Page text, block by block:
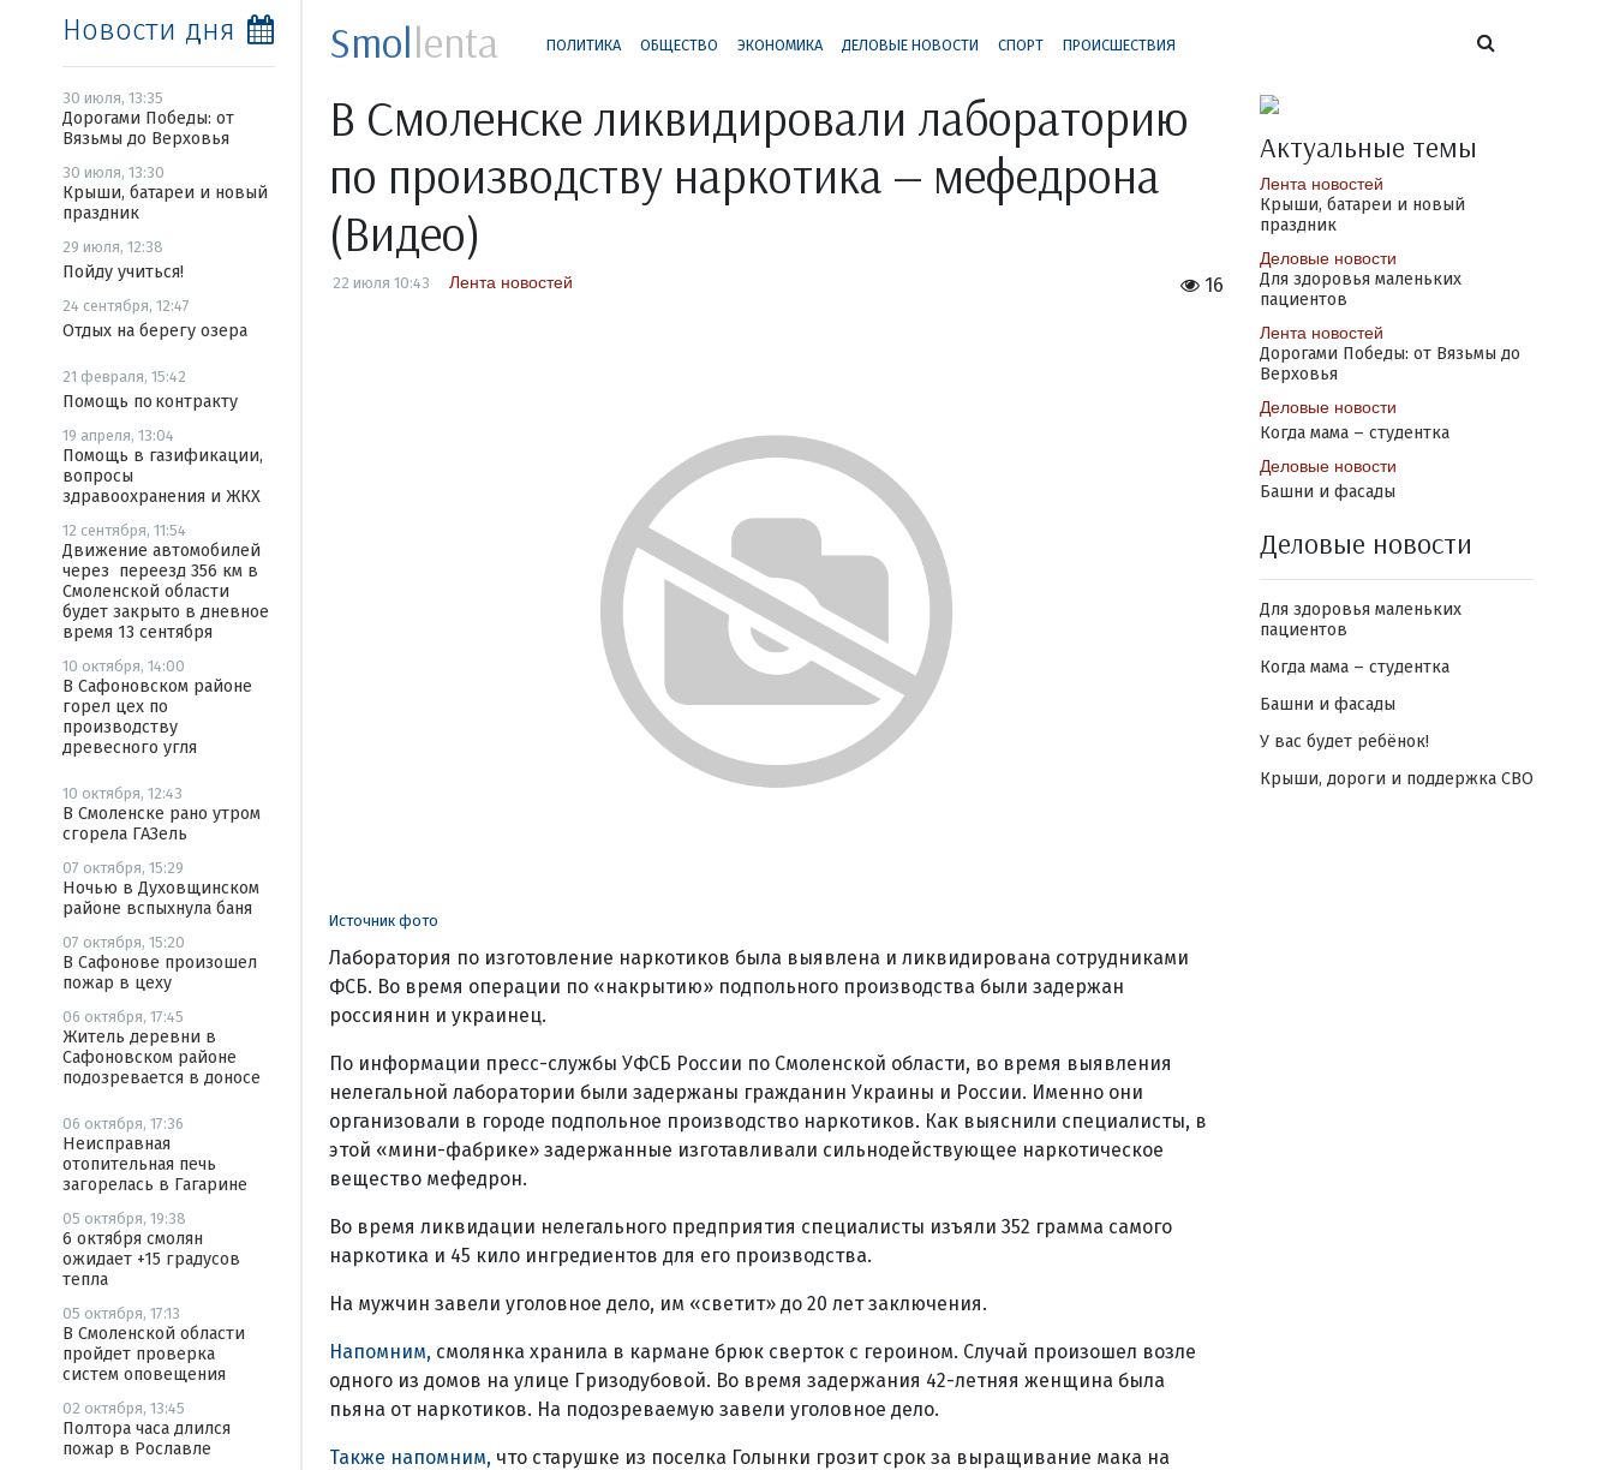
Новости дня
30 июля, 13:35
Дорогами Победы: от
Вязьмы до Верховья
30 июля, 13:30
Крыши, батареи и новый
праздник
29 июля, 12:38
Пойду учиться!
24 сентября, 12:47
Отдых на берегу озера
21 февраля, 15:42
Помощь по контракту
19 апреля, 13:04
Помощь в газификации,
вопросы
здравоохранения и ЖКХ
12 сентября, 11:54
Движение автомобилей
через переезд 356 км в
Смоленской области
будет закрыто в дневное
время 13 сентября
10 октября, 14:00
В Сафоновском районе
горел цех по
производству
древесного угля
10 октября, 12:43
В Смоленске рано утром
сгорела ГАЗель
07 октября, 15:29
Ночью в Духовщинском
районе вспыхнула баня
07 октября, 15:20
В Сафонове произошел
пожар в цеху
06 октября, 17:45
Житель деревни в
Сафоновском районе
подозревается в доносе
06 октября, 17:36
Неисправная
отопительная печь
загорелась в Гагарине
05 октября, 19:38
6 октября смолян
ожидает +15 градусов
тепла
05 октября, 17:13
В Смоленской области
пройдет проверка
систем оповещения
02 октября, 13:45
Полтора часа длился
пожар в Рославле
Smollenta ПОЛИТИКА ОБЩЕСТВО ЭКОНОМИКА ДЕЛОВЫЕ НОВОСТИ СПОРТ ПРОИСШЕСТВИЯ
В Смоленске ликвидировали лабораторию
по производству наркотика — мефедрона
(Видео)
16
22 июля 10:43 Лента новостей
Источник фото
Лаборатория по изготовление наркотиков была выявлена и ликвидирована сотрудниками
ФСБ. Во время операции по «накрытию» подпольного производства были задержан
россиянин и украинец.
По информации пресс-службы УФСБ России по Смоленской области, во время выявления
нелегальной лаборатории были задержаны гражданин Украины и России. Именно они
организовали в городе подпольное производство наркотиков. Как выяснили специалисты, в
этой «мини-фабрике» задержанные изготавливали сильнодействующее наркотическое
вещество мефедрон.
Во время ликвидации нелегального предприятия специалисты изъяли 352 грамма самого
наркотика и 45 кило ингредиентов для его производства.
На мужчин завели уголовное дело, им «светит» до 20 лет заключения.
Напомним, смолянка хранила в кармане брюк сверток с героином. Случай произошел возле
одного из домов на улице Гризодубовой. Во время задержания 42-летняя женщина была
пьяна от наркотиков. На подозреваемую завели уголовное дело.
Также напомним, что старушке из поселка Голынки грозит срок за выращивание мака на
Актуальные темы
Лента новостей
Крыши, батареи и новый
праздник
Деловые новости
Для здоровья маленьких
пациентов
Лента новостей
Дорогами Победы: от Вязьмы до
Верховья
Деловые новости
Когда мама – студентка
Деловые новости
Башни и фасады
Деловые новости
Для здоровья маленьких
пациентов
Когда мама – студентка
Башни и фасады
У вас будет ребёнок!
Крыши, дороги и поддержка СВО